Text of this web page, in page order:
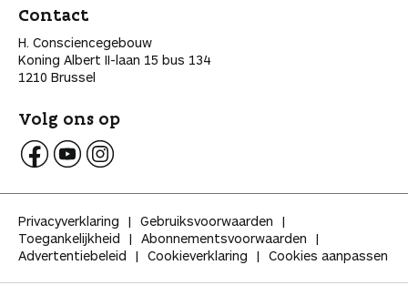
Contact
H. Consciencegebouw
Koning Albert II-laan 15 bus 134
1210 Brussel
Volg ons op
o
l
g
K
l
a
o
g
K
a
o
g
K
l
a
Privacyverklaring
Gebruiksvoorwaarden
Toegankelijkheid
Abonnementsvoorwaarden
Advertentiebeleid
Cookieverklaring Cookies aanpassen